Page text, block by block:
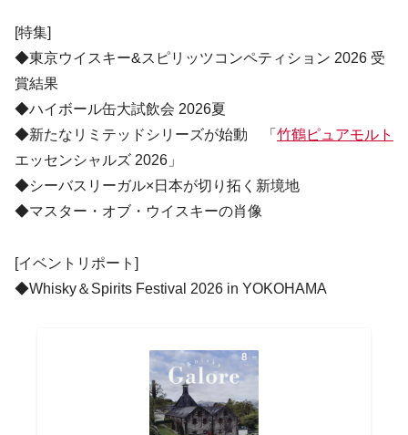
[特集]
◆東京ウイスキー&スピリッツコンペティション 2026 受
賞結果
◆ハイボール缶大試飲会 2026夏
◆新たなリミテッドシリーズが始動 「 竹鶴ピュアモルト
エッセンシャルズ 2026」
◆シーバスリーガル×日本が切り拓く新境地
◆マスター・オブ・ウイスキーの肖像
[イベントリポート]
◆Whisky＆Spirits Festival 2026 in YOKOHAMA